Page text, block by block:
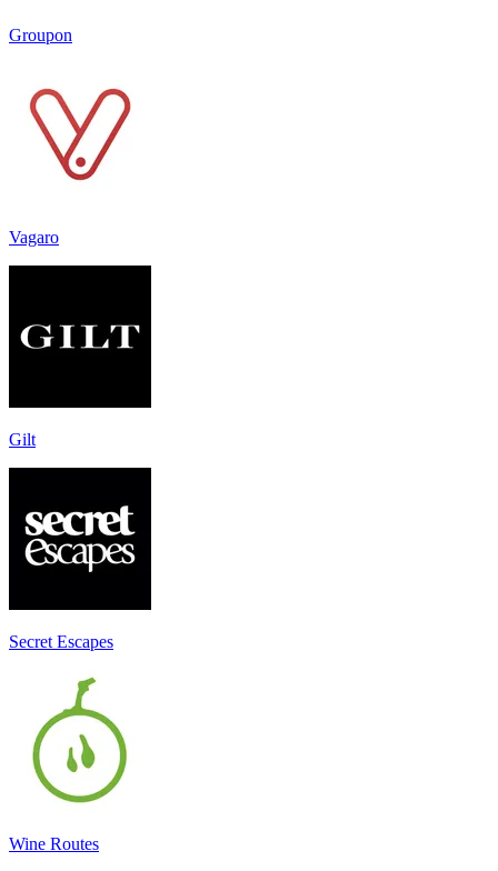
Groupon
Vagaro
Gilt
Secret Escapes
Wine Routes